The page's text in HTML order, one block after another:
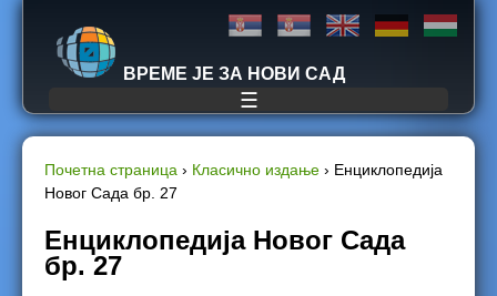
Jump to navigation
ВРЕМЕ ЈЕ ЗА НОВИ САД
☰
Y
o
Почетна страница › Класично издање › Енциклопедија
Новог Сада бр. 27
Енциклопедија Новог Сада
бр. 27